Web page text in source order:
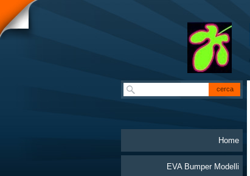
Home
EVA Bumper Modelli